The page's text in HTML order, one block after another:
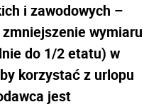
i zawodowych –
wymiaru
do 1/2 etatu) w
korzystać z urlopu
jest